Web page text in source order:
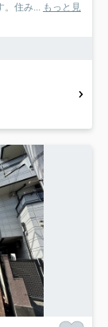
。住み... もっと見